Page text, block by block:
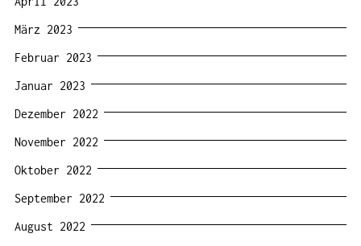
März 2023
Februar 2023
Januar 2023
Dezember 2022
November 2022
Oktober 2022
September 2022
August 2022